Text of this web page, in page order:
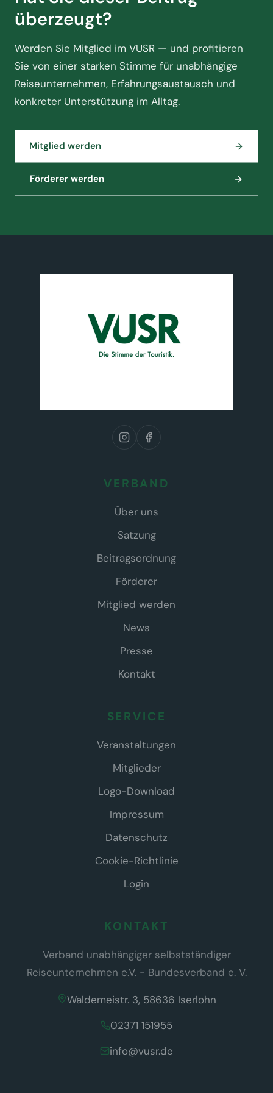
überzeugt?
Werden Sie Mitglied im VUSR — und profitieren
Sie von einer starken Stimme für unabhängige
Reiseunternehmen, Erfahrungsaustausch und
konkreter Unterstützung im Alltag.
Mitglied werden
Förderer werden
VERBAND
Über uns
Satzung
Beitragsordnung
Förderer
Mitglied werden
News
Presse
Kontakt
SERVICE
Veranstaltungen
Mitglieder
Logo-Download
Impressum
Datenschutz
Cookie-Richtlinie
Login
KONTAKT
Verband unabhängiger selbstständiger
Reiseunternehmen e.V. - Bundesverband e. V.
Waldemeistr. 3, 58636 Iserlohn
02371 151955
info@vusr.de